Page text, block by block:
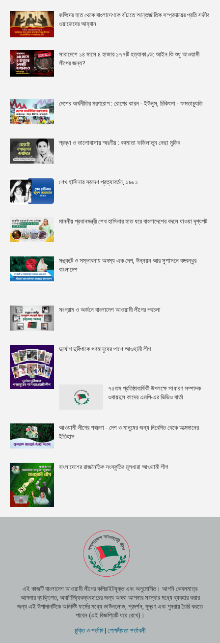
জঙ্গিদের হাত থেকে বাংলাদেশকে বাঁচাতে আন্তর্জাতিক সম্প্রদায়ের প্রতি সজীব
ওয়াজেদের আহ্বান
সারাদেশে ১৪ মাসে ৪ হাজার ১৭৭টি হত্যাকাণ্ড: আইন কি শুধু আওয়ামী
লীগের জন্য?
দেশের অর্থনীতির মরণরোগ : রোগের কারন - ইউনুস, চিকিৎসা - ক্ষমতাচ্যুতি
শ্রদ্ধা ও ভালোবাসায় স্মরণীয় : বঙ্গমাতা ফজিলাতুন নেছা মুজিব
শেখ হাসিনার স্বদেশ প্রত্যাবর্তন, ১৯৮১
মাননীয় প্রধানমন্ত্রী শেখ হাসিনার হাত ধরে বাংলাদেশের বদলে যাওয়া দৃশ্যপট
সঙ্কটে ও সম্ভাবনায় অদম্য এক দেশ, উন্নয়ন আর সুশাসনে বঙ্গবন্ধুর
বাংলাদেশ
সংগ্রাম ও অর্জনে বাংলাদেশ আওয়ামী লীগের পথচলা
দুর্যোগ দুর্বিপাকে গণমানুষের পাশে আওযা়মী লীগ
৭৫তম প্রতিষ্ঠাবার্ষিকী উপলক্ষে সাধারণ সম্পাদক
ওবায়দুল কাদের এমপি-এর ভিডিও বার্তা
আওয়ামী লীগের পথচলা - দেশ ও মানুষের জন্য নিবেদিত থেকে আত্মদানের
ইতিহাস
বাংলাদেশের রাজনৈতিক সংস্কৃতির মূলধারা আওয়ামী লীগ
এই কাজটি বাংলাদেশ আওয়ামী লীগের কপিরাইটযুক্ত এবং অনুমোদিত। আপনি কেবলমাত্র
আপনার ব্যক্তিগত, অবাণিজ্যিকব্যবহারের জন্য অথবা আপনার সংস্থার মধ্যে ব্যবহার করার
জন্য এই উপাদানটিকে অনির্দিষ্ট ফর্মের মধ্যে ডাউনলোড, প্রদর্শন, মুদ্রণ এবং পুনরায় তৈরি করতে
পারেন (এই বিজ্ঞপ্তিটি ধরে রেখে)।
চুক্তি ও শর্তাদি| গোপনীয়তা শর্তাবলী